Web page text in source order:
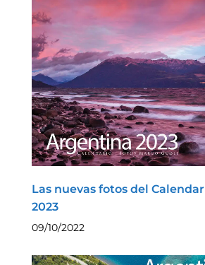
Las nuevas fotos del
2023
09/10/2022